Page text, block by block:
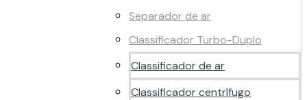
Separador de ar
Classificador Turbo-Duplo
Classificador de ar
Classificador centrífugo